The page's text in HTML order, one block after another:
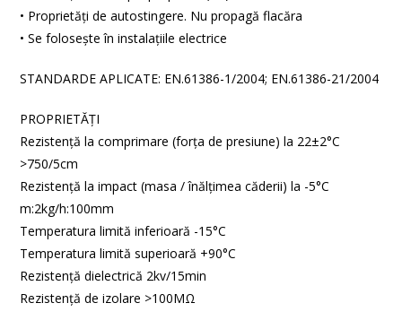
• Proprietăţi de autostingere. Nu propagă flacăra
• Se folosește în instalațiile electrice
STANDARDE APLICATE: EN.61386-1/2004; EN.61386-21/2004
PROPRIETĂŢI
Rezistenţă la comprimare (forţa de presiune) la 22±2°C
>750/5cm
Rezistenţă la impact (masa / înălţimea căderii) la -5°C
m:2kg/h:100mm
Temperatura limită inferioară -15°C
Temperatura limită superioară +90°C
Rezistenţă dielectrică 2kv/15min
Rezistenţă de izolare >100ΜΩ